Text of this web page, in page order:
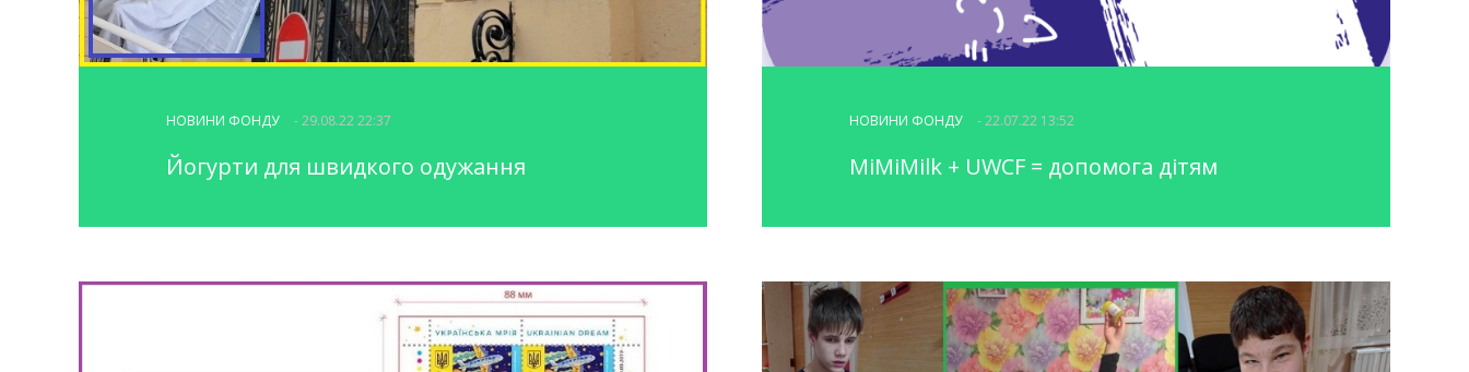
НОВИНИ ФОНДУ - 29.08.22 22:37
Йогурти для швидкого одужання
НОВИНИ ФОНДУ - 22.07.22 13:52
MiMiMilk + UWCF = допомога дітям